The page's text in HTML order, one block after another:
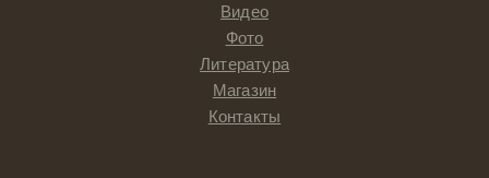
Видео
Фото
Литература
Магазин
Контакты